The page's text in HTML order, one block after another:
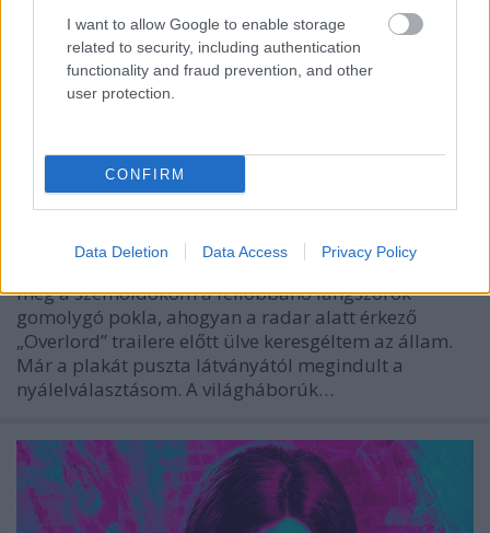
I want to allow Google to enable storage
related to security, including authentication
functionality and fraud prevention, and other
user protection.
CONFIRM
Data Deletion Data Access Privacy Policy
Overlord
JudgeBravo•2019. február 12.
Hazudnék, ha azt mondanám, hogy nem pörkölte
meg a szemöldököm a fellobbanó lángszórók
gomolygó pokla, ahogyan a radar alatt érkező
„Overlord” trailere előtt ülve keresgéltem az állam.
Már a plakát puszta látványától megindult a
nyálelválasztásom. A világháborúk…